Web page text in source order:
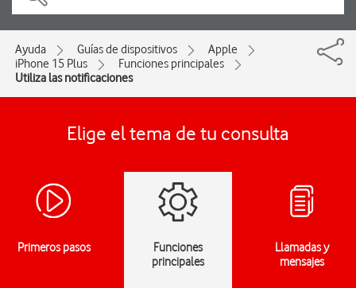
Ayuda Guías de dispositivos
Apple
iPhone 15 Plus
Funciones principales
Utiliza las notificaciones
Elige el tema de tu consulta
Primeros pasos
Funciones
principales
Llamadas y
mensajes